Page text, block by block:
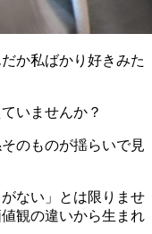
か私ばかり好きみた
いませんか？
のものが揺らいで見
ない」とは限りませ
観の違いから生まれ